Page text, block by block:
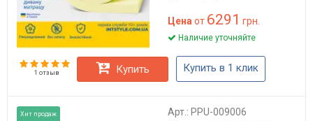
Цена от 6291 грн.
Наличие уточняйте
1 отзыв Купить Купить в 1 клик
Хит продаж Арт.: PPU-009006